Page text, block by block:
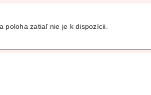
poloha zatiaľ nie je k dispozícii.